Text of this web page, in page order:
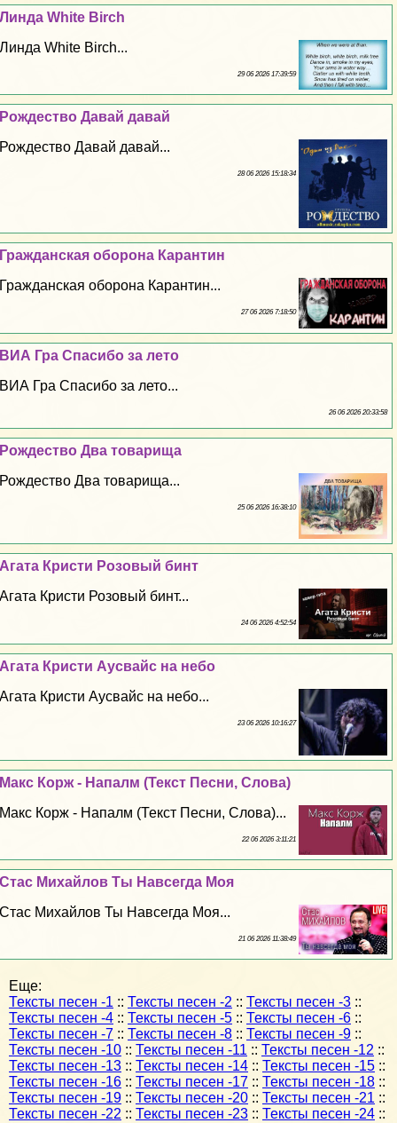
Линда White Birch
Линда White Birch...
29 06 2026 17:39:59
Рождество Давай давай
Рождество Давай давай...
28 06 2026 15:18:34
Гражданская оборона Карантин
Гражданская оборона Карантин...
27 06 2026 7:18:50
ВИА Гра Спасибо за лето
ВИА Гра Спасибо за лето...
26 06 2026 20:33:58
Рождество Два товарища
Рождество Два товарища...
25 06 2026 16:38:10
Агата Кристи Розовый бинт
Агата Кристи Розовый бинт...
24 06 2026 4:52:54
Агата Кристи Аусвайс на небо
Агата Кристи Аусвайс на небо...
23 06 2026 10:16:27
Макс Корж - Напалм (Текст Песни, Слова)
Макс Корж - Напалм (Текст Песни, Слова)...
22 06 2026 3:11:21
Стас Михайлов Ты Навсегда Моя
Стас Михайлов Ты Навсегда Моя...
21 06 2026 11:38:49
Еще:
Тексты песен -1 :: Тексты песен -2 :: Тексты песен -3 ::
Тексты песен -4 :: Тексты песен -5 :: Тексты песен -6 ::
Тексты песен -7 :: Тексты песен -8 :: Тексты песен -9 ::
Тексты песен -10 :: Тексты песен -11 :: Тексты песен -12 ::
Тексты песен -13 :: Тексты песен -14 :: Тексты песен -15 ::
Тексты песен -16 :: Тексты песен -17 :: Тексты песен -18 ::
Тексты песен -19 :: Тексты песен -20 :: Тексты песен -21 ::
Тексты песен -22 :: Тексты песен -23 :: Тексты песен -24 ::